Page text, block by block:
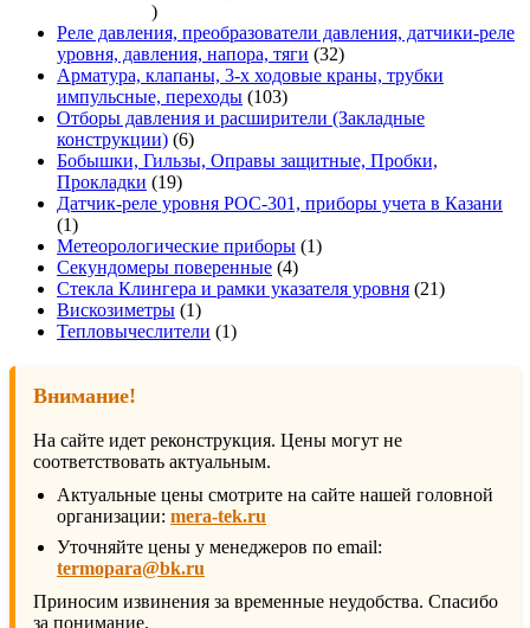
337
товаров
Реле давления, преобразователи давления, датчики-реле
уровня, давления, напора, тяги 3232
товара
Арматура, клапаны, 3-х ходовые краны, трубки
импульсные, переходы 103103
товара
Отборы давления и расширители (Закладные
конструкции) 66
товаров
Бобышки, Гильзы, Оправы защитные, Пробки,
Прокладки
1919
товаров
Датчик-реле уровня РОС-301, приборы учета в Казани
11
товар
Метеорологические приборы 11
Секундомеры поверенные 44
товара
Стекла Клингера и рамки указателя уровня 2121
Вискозиметры 11
товар
Тепловычеслители 11
Внимание!
На сайте идет реконструкция. Цены могут не
соответствовать актуальным.
Актуальные цены смотрите на сайте нашей головной
организации: mera-tek.ru
Уточняйте цены у менеджеров по email:
termopara@bk.ru
Приносим извинения за временные неудобства. Спасибо
за понимание.